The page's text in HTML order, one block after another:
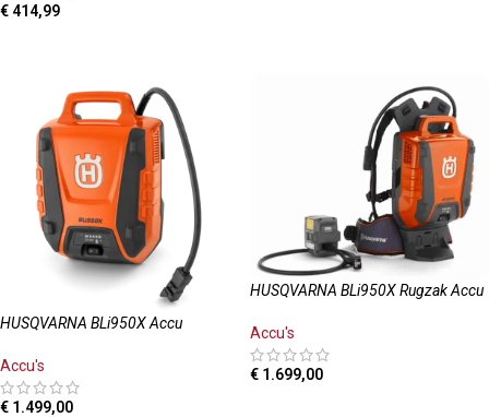
€ 414,99
HUSQVARNA BLi950X Accu
Accu's
€ 1.499,00
HUSQVARNA BLi950X Rugzak Accu
Accu's
€ 1.699,00